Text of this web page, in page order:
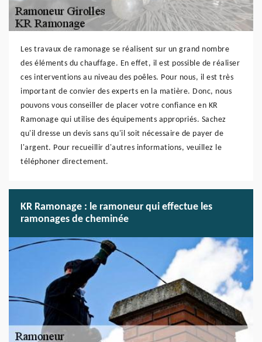
Les travaux de ramonage se réalisent sur un grand nombre
des éléments du chauffage. En effet, il est possible de réaliser
ces interventions au niveau des poêles. Pour nous, il est très
important de convier des experts en la matière. Donc, nous
pouvons vous conseiller de placer votre confiance en KR
Ramonage qui utilise des équipements appropriés. Sachez
qu'il dresse un devis sans qu'il soit nécessaire de payer de
l'argent. Pour recueillir d'autres informations, veuillez le
téléphoner directement.
KR Ramonage : le ramoneur qui effectue les
ramonages de cheminée